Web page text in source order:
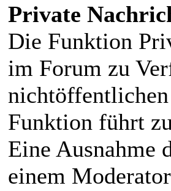
Private
Die Funktion
im Forum zu
Funktion führt
Eine Ausnahme
einem